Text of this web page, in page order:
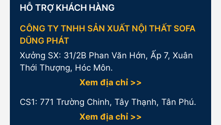
HỖ TRỢ KHÁCH HÀNG
CÔNG TY TNHH SẢN XUẤT NỘI THẤT SOFA
DŨNG PHÁT
Xưởng SX: 31/2B Phan Văn Hớn, Ấp 7, Xuân
Thới Thượng, Hóc Môn.
Xem địa chỉ >>
CS1: 771 Trường Chinh, Tây Thạnh, Tân Phú.
Xem địa chỉ >>